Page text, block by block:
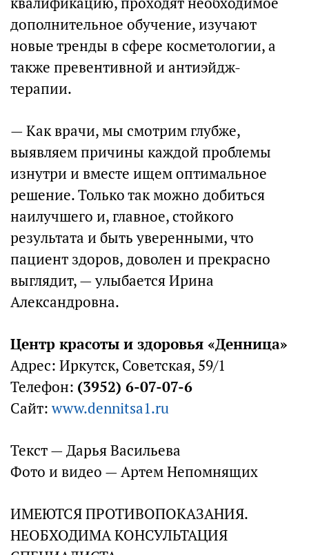
дополнительное обучение, изучают
новые тренды в сфере косметологии, а
также превентивной и антиэйдж-
терапии.
— Как врачи, мы смотрим глубже,
выявляем причины каждой проблемы
изнутри и вместе ищем оптимальное
решение. Только так можно добиться
наилучшего и, главное, стойкого
результата и быть уверенными, что
пациент здоров, доволен и прекрасно
выглядит, — улыбается Ирина
Александровна.
Центр красоты и здоровья «Денница»
Адрес: Иркутск, Советская, 59/1
Телефон: (3952) 6-07-07-6
Сайт:www.dennitsa1.ru
Текст — Дарья Васильева
Фото и видео — Артем Непомнящих
ИМЕЮТСЯ ПРОТИВОПОКАЗАНИЯ.
НЕОБХОДИМА КОНСУЛЬТАЦИЯ